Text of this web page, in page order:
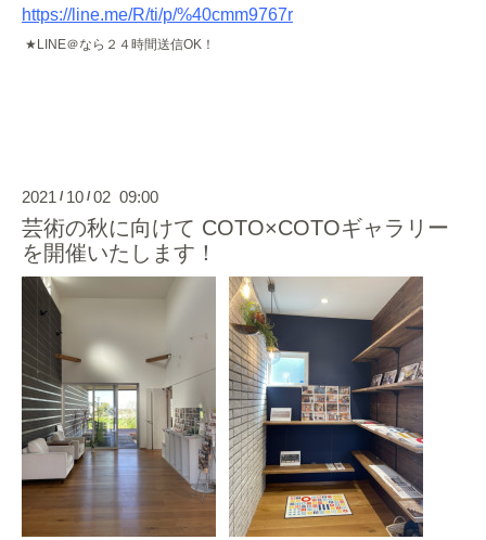
https://line.me/R/ti/p/%40cmm9767r
★LINE＠なら２４時間送信OK ！
2021 / 10 / 02 09:00
芸術の秋に向けて COTO×COTOギャラリー
を開催いたします！